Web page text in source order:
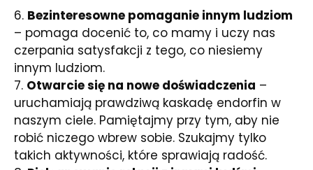
6. Bezinteresowne pomaganie innym ludziom
– pomaga docenić to, co mamy i uczy nas
czerpania satysfakcji z tego, co niesiemy
innym ludziom.
7. Otwarcie się na nowe doświadczenia –
uruchamiają prawdziwą kaskadę endorfin w
naszym ciele. Pamiętajmy przy tym, aby nie
robić niczego wbrew sobie. Szukajmy tylko
takich aktywności, które sprawiają radość.